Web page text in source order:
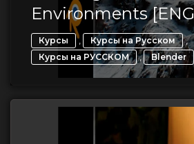
Environments
Курсы , Курсы на Русском ,
Курсы на РУССКОМ , Blender